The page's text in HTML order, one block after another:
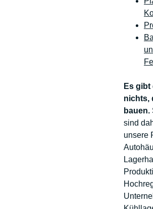
Es
nichts,
bauen.
sind
unsere